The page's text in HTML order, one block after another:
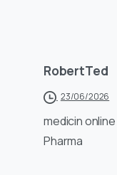
RobertTed
23/06/2026
medicin online
Pharma